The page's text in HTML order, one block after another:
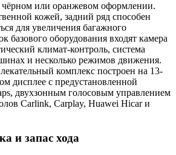
чёрном или оранжевом оформлении.
кожей, задний ряд способен
для увеличения багажного
базового оборудования входят камера
климат-контроль, система
и несколько режимов движения.
комплекс построен на 13-
дисплее с предустановленной
двухзонным голосовым управлением
Carlink, Carplay, Huawei Hicar и
и запас хода